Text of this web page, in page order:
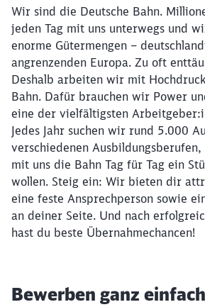
Wir sind die Deutsche Bahn.
jeden Tag mit uns unterwegs und
enorme Gütermengen –
angrenzenden Europa. Zu oft
Deshalb arbeiten wir mit
Bahn. Dafür brauchen wir Power
eine der vielfältigsten
Jedes Jahr suchen wir rund 5.000
verschiedenen
mit uns die Bahn Tag für Tag ein
wollen. Steig ein: Wir bieten dir
eine feste Ansprechperson sowie
an deiner Seite. Und nach
hast du beste Übernahmechancen!
Bewerben ganz einfach